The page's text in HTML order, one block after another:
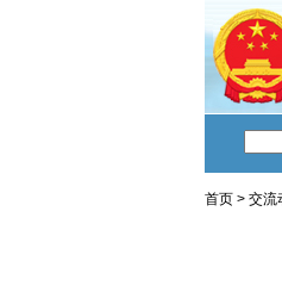
首页 > 交流